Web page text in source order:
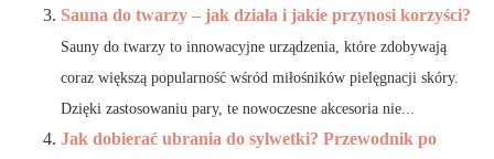
Sauna do twarzy – jak działa i jakie przynosi korzyści?
Sauny do twarzy to innowacyjne urządzenia, które zdobywają
coraz większą popularność wśród miłośników pielęgnacji skóry.
Dzięki zastosowaniu pary, te nowoczesne akcesoria nie...
Jak dobierać ubrania do sylwetki? Przewodnik po